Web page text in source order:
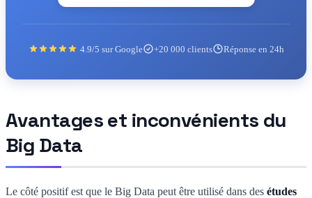
4.9/5 sur Google +20 000 clients Réponse en 24h
Avantages et inconvénients du
Big Data
Le côté positif est que le Big Data peut être utilisé dans des études